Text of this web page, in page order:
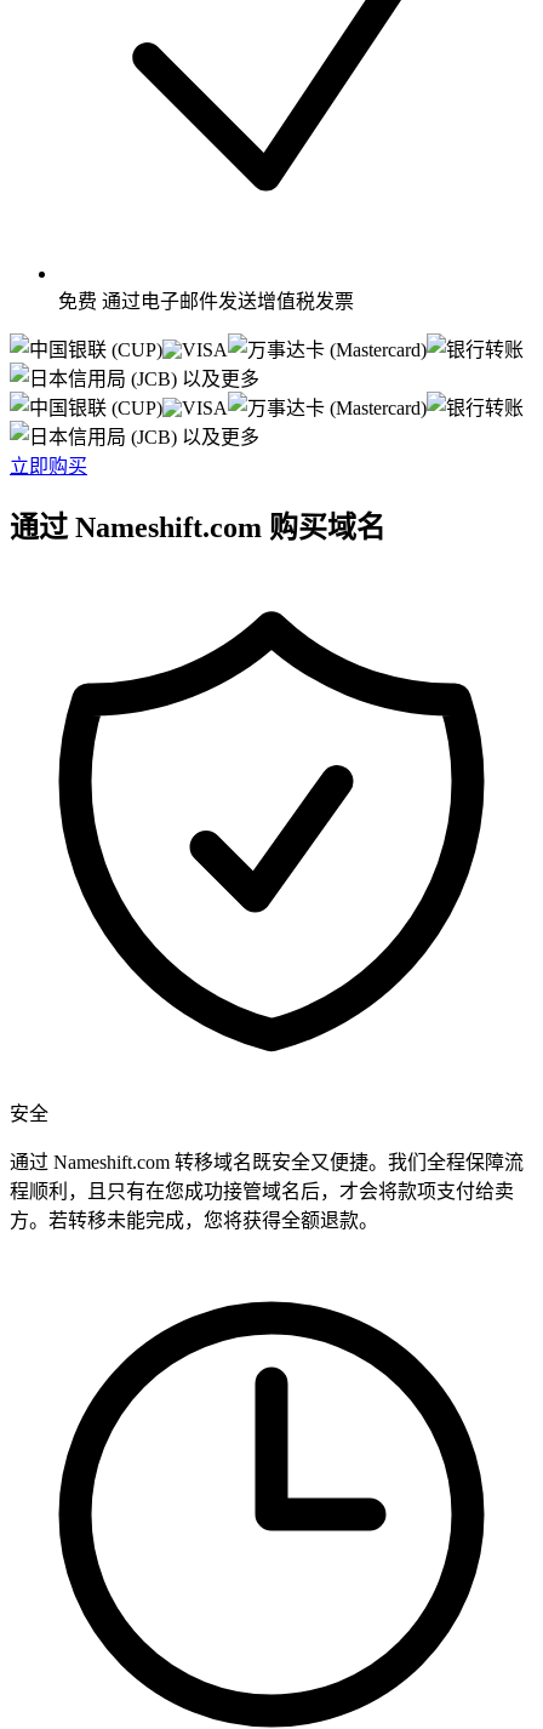
免费 通过电子邮件发送增值税发票
以及更多
以及更多
立即购买
通过 Nameshift.com 购买域名
安全
通过 Nameshift.com 转移域名既安全又便捷。我们全程保障流
程顺利，且只有在您成功接管域名后，才会将款项支付给卖
方。若转移未能完成，您将获得全额退款。